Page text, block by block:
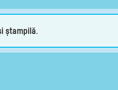
ștampilă.